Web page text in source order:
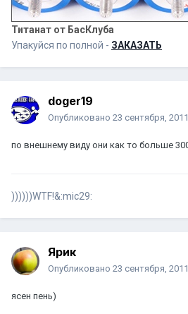
Титанат от БасКлуба
Упакуйся по полной - ЗАКАЗАТЬ
doger19
Опубликовано 23 сентября, 2011
по внешнему виду они как то больше
))))))WTF!&:mic29:
Ярик
Опубликовано 23 сентября, 2011
ясен пень)